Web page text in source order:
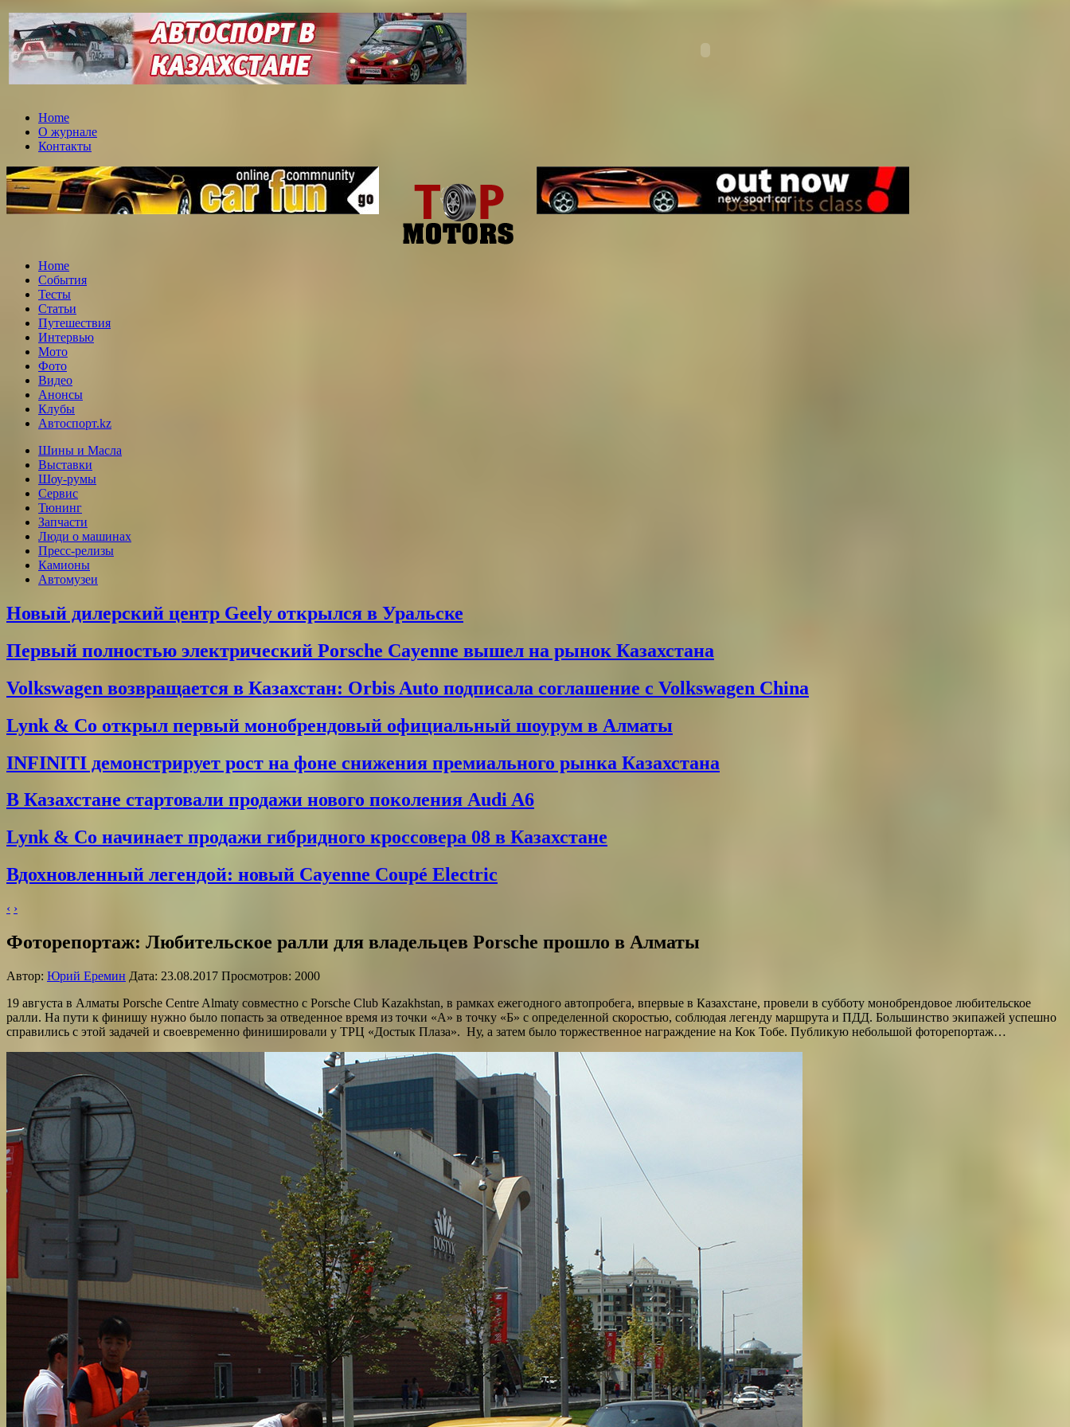
Home
О журнале
Контакты
Home
События
Тесты
Статьи
Путешествия
Интервью
Мото
Фото
Видео
Анонсы
Клубы
Автоспорт.kz
Шины и Масла
Выставки
Шоу-румы
Сервис
Тюнинг
Запчасти
Люди о машинах
Пресс-релизы
Камионы
Автомузеи
Новый дилерский центр Geely открылся в Уральске
Первый полностью электрический Porsche Cayenne вышел на рынок Казахстана
Volkswagen возвращается в Казахстан: Orbis Auto подписала соглашение с Volkswagen China
Lynk & Co открыл первый монобрендовый официальный шоурум в Алматы
INFINITI демонстрирует рост на фоне снижения премиального рынка Казахстана
В Казахстане стартовали продажи нового поколения Audi A6
Lynk & Co начинает продажи гибридного кроссовера 08 в Казахстане
Вдохновленный легендой: новый Cayenne Coupé Electric
‹ ›
Фоторепортаж: Любительское ралли для владельцев Porsche прошло в Алматы
Автор: Юрий Еремин Дата: 23.08.2017 Просмотров: 2000
19 августа в Алматы Porsche Centre Almaty совместно с Porsche Club Kazakhstan, в рамках ежегодного автопробега, впервые в Казахстане, провели в субботу монобрендовое любительское
ралли. На пути к финишу нужно было попасть за отведенное время из точки «А» в точку «Б» с определенной скоростью, соблюдая легенду маршрута и ПДД. Большинство экипажей успешно
справились с этой задачей и своевременно финишировали у ТРЦ «Достык Плаза». Ну, а затем было торжественное награждение на Кок Тобе. Публикую небольшой фоторепортаж…